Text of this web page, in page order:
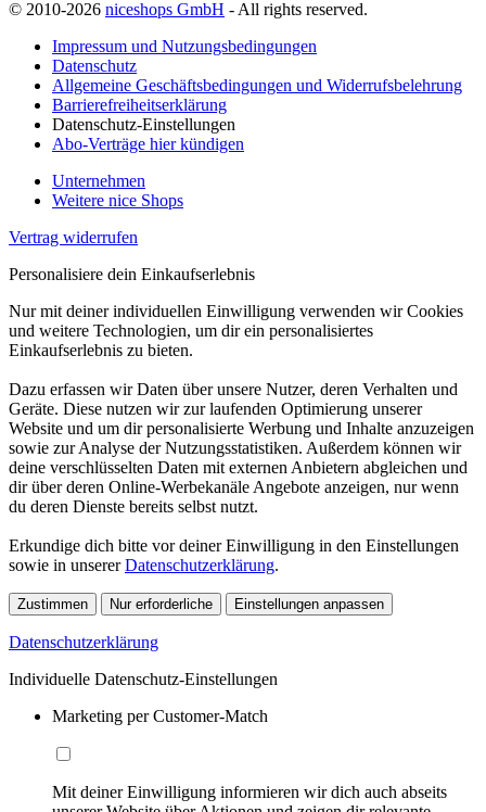
© 2010-2026 niceshops GmbH - All rights reserved.
Impressum und Nutzungsbedingungen
Datenschutz
Allgemeine Geschäftsbedingungen und Widerrufsbelehrung
Barrierefreiheitserklärung
Datenschutz-Einstellungen
Abo-Verträge hier kündigen
Unternehmen
Weitere nice Shops
Vertrag widerrufen
Personalisiere dein Einkaufserlebnis
Nur mit deiner individuellen Einwilligung verwenden wir Cookies
und weitere Technologien, um dir ein personalisiertes
Einkaufserlebnis zu bieten.
Dazu erfassen wir Daten über unsere Nutzer, deren Verhalten und
Geräte. Diese nutzen wir zur laufenden Optimierung unserer
Website und um dir personalisierte Werbung und Inhalte anzuzeigen
sowie zur Analyse der Nutzungsstatistiken. Außerdem können wir
deine verschlüsselten Daten mit externen Anbietern abgleichen und
dir über deren Online-Werbekanäle Angebote anzeigen, nur wenn
du deren Dienste bereits selbst nutzt.
Erkundige dich bitte vor deiner Einwilligung in den Einstellungen
sowie in unsererDatenschutzerklärung.
Zustimmen Nur erforderliche Einstellungen anpassen
Datenschutzerklärung
Individuelle Datenschutz-Einstellungen
Marketing per Customer-Match
Mit deiner Einwilligung informieren wir dich auch abseits